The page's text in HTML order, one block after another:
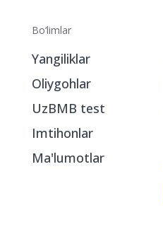
Bo‘limlar
Yangiliklar
Oliygohlar
UzBMB test
Imtihonlar
Ma'lumotlar